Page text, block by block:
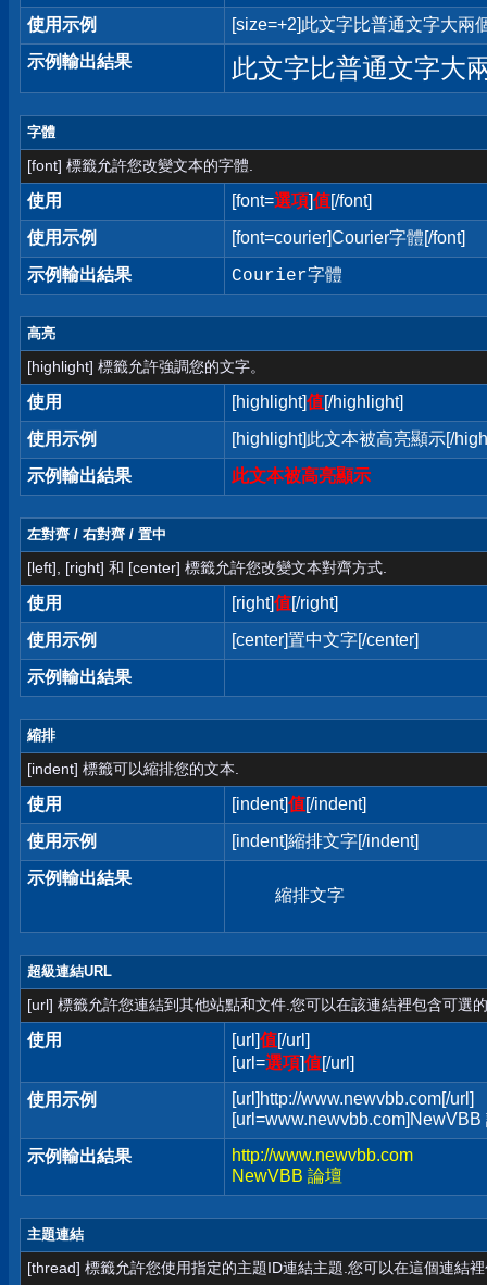
使用示例
[size=+2]此文字比普通文字大兩
示例輸出結果
此文字比普通文字大
字體
[font] 標籤允許您改變文本的字體.
使用 [font=選項]值[/font]
使用示例
[font=courier]Courier字體[/font]
示例輸出結果
Courier字體
高亮
[highlight] 標籤允許強調您的文字。
使用 [highlight]值[/highlight]
使用示例
[highlight]此文本被高亮顯示[/
示例輸出結果
此文本被高亮顯示
左對齊 / 右對齊 / 置中
[left], [right] 和 [center] 標籤允許您改變文本對齊方式.
使用 [right]值[/right]
使用示例
[center]置中文字[/center]
示例輸出結果
縮排
[indent] 標籤可以縮排您的文本.
使用 [indent]值[/indent]
使用示例
[indent]縮排文字[/indent]
示例輸出結果
縮排文字
超級連結URL
[url] 標籤允許您連結到其他站點和文件.您可以在該連結裡包含可選
使用 [url]值[/url]
[url=選項]值[/url]
使用示例
[url]http://www.newvbb.com[/url]
[url=www.newvbb.com]NewVBB
示例輸出結果
http://www.newvbb.com
NewVBB 論壇
主題連結
[thread] 標籤允許您使用指定的主題ID連結主題.您可以在這個連結